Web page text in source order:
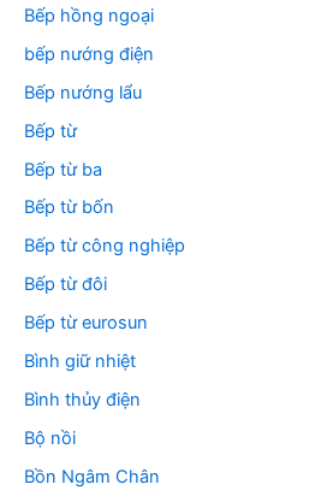
Bếp hồng ngoại
bếp nướng điện
Bếp nướng lẩu
Bếp từ
Bếp từ ba
Bếp từ bốn
Bếp từ công nghiệp
Bếp từ đôi
Bếp từ eurosun
Bình giữ nhiệt
Bình thủy điện
Bộ nồi
Bồn Ngâm Chân